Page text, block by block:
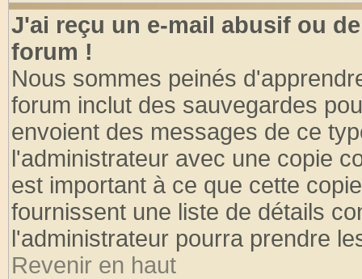
J'ai reçu un e-mail abusif ou
forum !
Nous sommes peinés
forum inclut des sauvegardes
envoient des messages de ce
l'administrateur avec une copie
est important à ce que cette
fournissent une liste de détails
l'administrateur pourra prendre
Revenir en haut